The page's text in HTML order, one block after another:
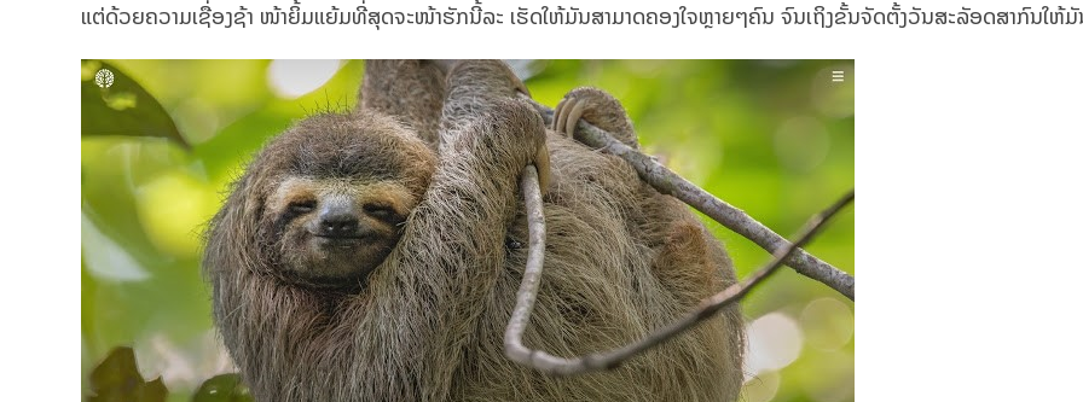
ແຕ່ດ້ວຍຄວາມເຊື່ອງຊ້າ ໜ້າຍິ້ມແຍ້ມທີ່ສຸດຈະໜ້າຮັກນີ້ລະ ເຮັດໃຫ້ມັນສາມາດຄອງໃຈຫຼາຍໆຄົນ ຈົນເຖິງຂັ້ນຈັດຕັ້ງວັນສະລັອດສາກົນໃຫ້ມັ